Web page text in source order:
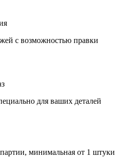
с возможностью правки
для ваших деталей
минимальная от 1 штуки